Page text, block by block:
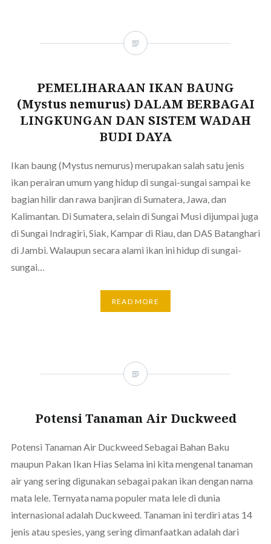
PEMELIHARAAN IKAN BAUNG
(Mystus nemurus) DALAM BERBAGAI
LINGKUNGAN DAN SISTEM WADAH
BUDI DAYA
Ikan baung (Mystus nemurus) merupakan salah satu jenis
ikan perairan umum yang hidup di sungai-sungai sampai ke
bagian hilir dan rawa banjiran di Sumatera, Jawa, dan
Kalimantan. Di Sumatera, selain di Sungai Musi dijumpai juga
di Sungai Indragiri, Siak, Kampar di Riau, dan DAS Batanghari
di Jambi. Walaupun secara alami ikan ini hidup di sungai-
sungai…
READ MORE
Potensi Tanaman Air Duckweed
Potensi Tanaman Air Duckweed Sebagai Bahan Baku
maupun Pakan Ikan Hias Selama ini kita mengenal tanaman
air yang sering digunakan sebagai pakan ikan dengan nama
mata lele. Ternyata nama populer mata lele di dunia
internasional adalah Duckweed. Tanaman ini terdiri atas 14
jenis atau spesies, yang sering dimanfaatkan adalah dari